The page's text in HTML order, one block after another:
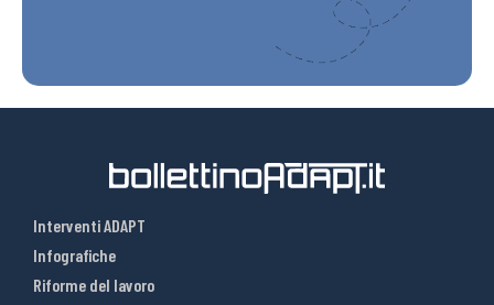
Interventi ADAPT
Infografiche
Riforme del lavoro